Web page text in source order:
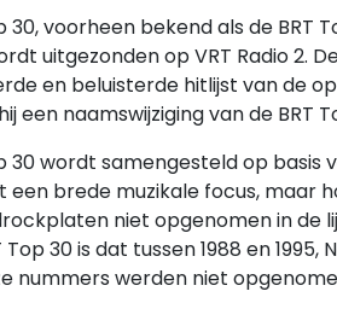
30, voorheen bekend als de BRT
uitgezonden op VRT Radio 2.
en beluisterde hitlijst van de
een naamswijziging van de BRT
30 wordt samengesteld op
een brede muzikale focus, maar
niet opgenomen in de
Top 30 is dat tussen 1988 en
nummers werden niet